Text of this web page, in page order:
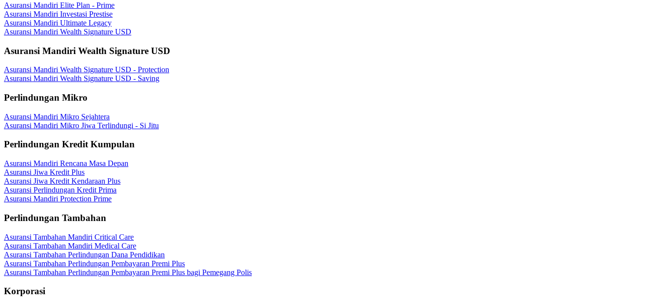
Asuransi Mandiri Elite Plan - Prime
Asuransi Mandiri Investasi Prestise
Asuransi Mandiri Ultimate Legacy
Asuransi Mandiri Wealth Signature USD
Asuransi Mandiri Wealth Signature USD
Asuransi Mandiri Wealth Signature USD - Protection
Asuransi Mandiri Wealth Signature USD - Saving
Perlindungan Mikro
Asuransi Mandiri Mikro Sejahtera
Asuransi Mandiri Mikro Jiwa Terlindungi - Si Jitu
Perlindungan Kredit Kumpulan
Asuransi Mandiri Rencana Masa Depan
Asuransi Jiwa Kredit Plus
Asuransi Jiwa Kredit Kendaraan Plus
Asuransi Perlindungan Kredit Prima
Asuransi Mandiri Protection Prime
Perlindungan Tambahan
Asuransi Tambahan Mandiri Critical Care
Asuransi Tambahan Mandiri Medical Care
Asuransi Tambahan Perlindungan Dana Pendidikan
Asuransi Tambahan Perlindungan Pembayaran Premi Plus
Asuransi Tambahan Perlindungan Pembayaran Premi Plus bagi Pemegang Polis
Korporasi